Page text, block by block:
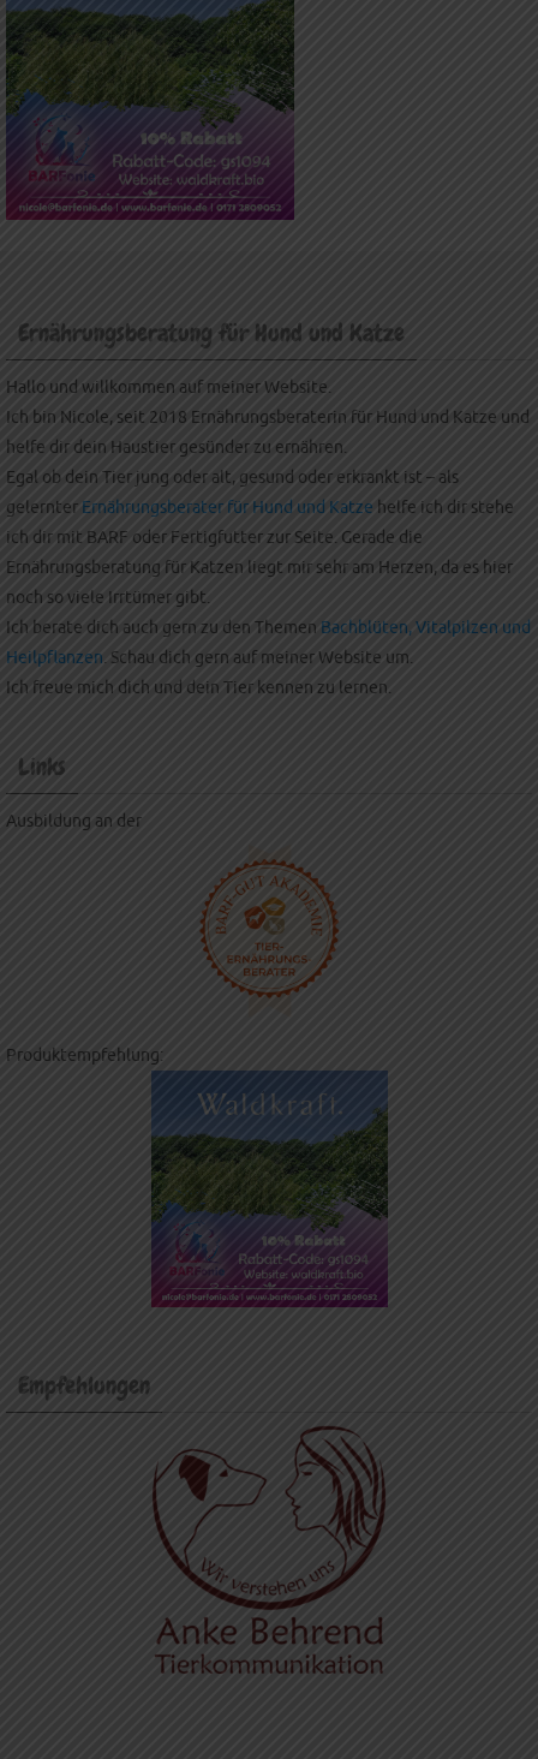
Ernährungsberatung für Hund und Katze
Hallo und willkommen auf meiner Website.
Ich bin Nicole, seit 2018 Ernährungsberaterin für Hund und Katze und
helfe dir dein Haustier gesünder zu ernähren.
Egal ob dein Tier jung oder alt, gesund oder erkrankt ist – als
gelernter Ernährungsberater für Hund und Katze helfe ich dir stehe
ich dir mit BARF oder Fertigfutter zur Seite. Gerade die
Ernährungsberatung für Katzen liegt mir sehr am Herzen, da es hier
noch so viele Irrtümer gibt.
Ich berate dich auch gern zu den Themen Bachblüten, Vitalpilzen und
Heilpflanzen. Schau dich gern auf meiner Website um.
Ich freue mich dich und dein Tier kennen zu lernen.
Links
Ausbildung an der
Produktempfehlung:
Empfehlungen